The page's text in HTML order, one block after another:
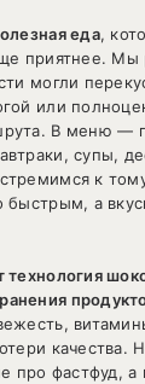
еда,
приятнее. Мы
могли
или
В меню —
супы,
к
быстрым, а
технология
качества.
про фастфуд,